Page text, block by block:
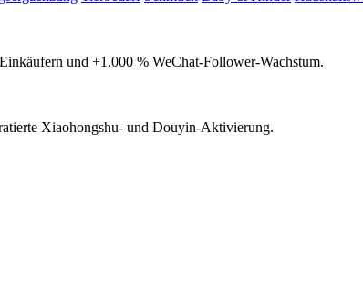
und +1.000 % WeChat-Follower-Wachstum.
Xiaohongshu- und Douyin-Aktivierung.